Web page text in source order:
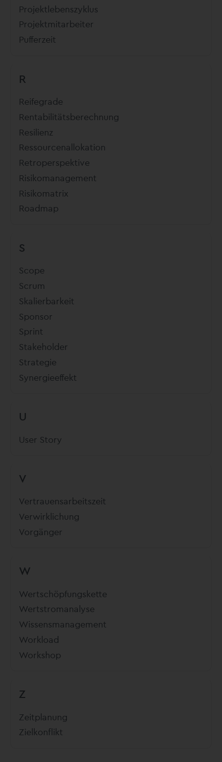
Projektlebenszyklus
Projektmitarbeiter
Pufferzeit
R
Reifegrade
Rentabilitätsberechnung
Resilienz
Ressourcenallokation
Retroperspektive
Risikomanagement
Risikomatrix
Roadmap
S
Scope
Scrum
Skalierbarkeit
Sponsor
Sprint
Stakeholder
Strategie
Synergieeffekt
U
User Story
V
Vertrauensarbeitszeit
Verwirklichung
Vorgänger
W
Wertschöpfungskette
Wertstromanalyse
Wissensmanagement
Workload
Workshop
Z
Zeitplanung
Zielkonflikt